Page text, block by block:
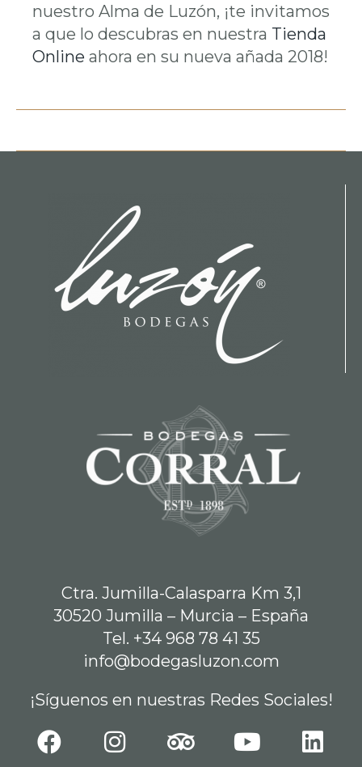
nuestro Alma de Luzón, ¡te invitamos
a que lo descubras en nuestra Tienda
Online ahora en su nueva añada 2018!
Ctra. Jumilla-Calasparra Km 3,1
30520 Jumilla – Murcia – España
Tel. +34 968 78 41 35
info@bodegasluzon.com
¡Síguenos en nuestras Redes Sociales!